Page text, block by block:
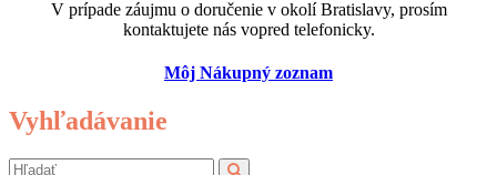
V prípade záujmu o doručenie v okolí Bratislavy, prosím
kontaktujete nás vopred telefonicky.
Môj Nákupný zoznam
Vyhľadávanie